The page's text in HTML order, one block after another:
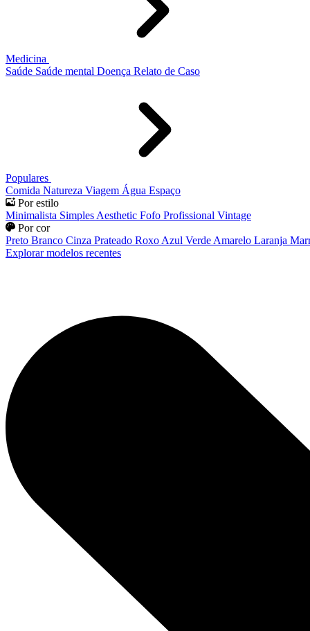
Medicina
Saúde Saúde mental Doença Relato de Caso
Populares
Comida Natureza Viagem Água Espaço
Por estilo
Minimalista Simples Aesthetic Fofo Profissional Vintage
Por cor
Preto Branco Cinza Prateado Roxo Azul Verde Amarelo Laranja
Explorar modelos recentes